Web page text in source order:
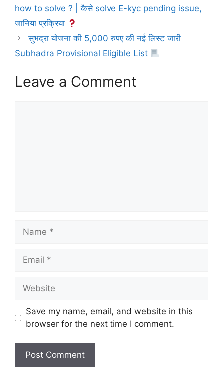
how to solve ? | कैसे solve E-kyc pending issue,
जानिया प्रक्रिया
सुभद्रा योजना की 5,000 रुपए की नई लिस्ट जारी
Subhadra Provisional Eligible List
Leave a Comment
Name
Email
Website
Save my name, email, and website in this
browser for the next time I comment.